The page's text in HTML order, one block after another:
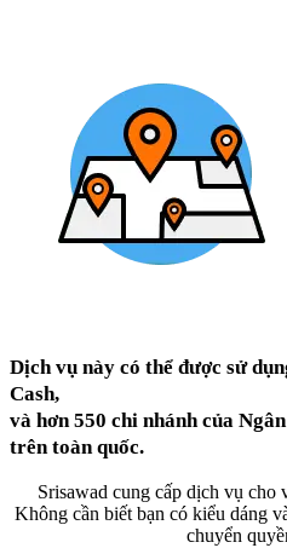
Dịch vụ này có thể được sử
Cash,
và hơn 550 chi nhánh của
trên toàn quốc.
Srisawad cung cấp dịch vụ cho
Không cần biết bạn có kiểu dáng
chuyển